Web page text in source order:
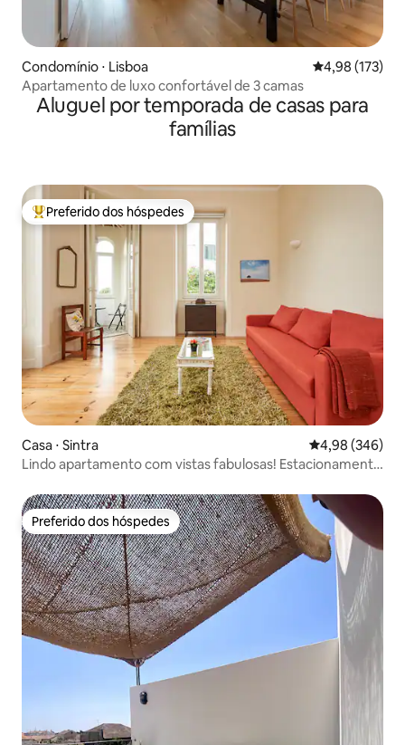
Condomínio ⋅ Lisboa 4,98 de uma
4,98 (173)
Apartamento de luxo confortável de 3 camas
Aluguel por temporada de casas para
famílias
Entre os melhores preferidos dos hóspedes
Preferido dos hóspedes
Casa ⋅ Sintra 4,98 de uma
4,98 (346)
Lindo apartamento com vistas fabulosas! Estacionamento
Preferido dos hóspedes
Preferido dos hóspedes